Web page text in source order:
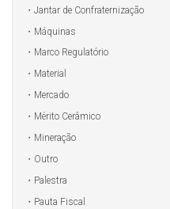
Jantar de Confraternização
Máquinas
Marco Regulatório
Material
Mercado
Mérito Cerâmico
Mineração
Outro
Palestra
Pauta Fiscal